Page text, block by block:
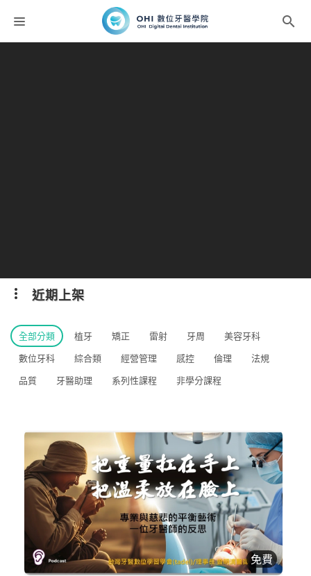
近期上架
全部分類 植牙 矯正 雷射 牙周
美容牙科
數位牙科
綜合類 經營管理 感控 倫理
法規
品質
牙醫助理 系列性課程 非學分課程
免費